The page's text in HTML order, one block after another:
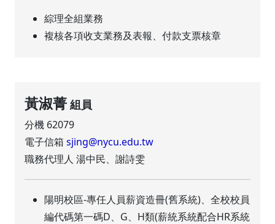
綜理全組業務
複核各項收支業務及表報、付款支票核章
黃淑菁 組員
分機 62079
電子信箱sjing@nycu.edu.tw
職務代理人 湯中民、謝詩雯
陽明校區-專任人員薪資造冊(舊系統)、全校校員
編代碼第一碼D、G、H類(薪統系統配合HR系統